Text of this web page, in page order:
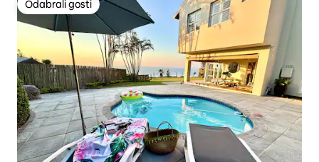
Odabrali gosti
Odabrali gosti